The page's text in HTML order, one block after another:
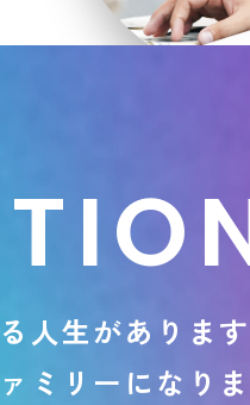
TIO
る 人生があ り ま す
ァ ミ リ ー に な り ま